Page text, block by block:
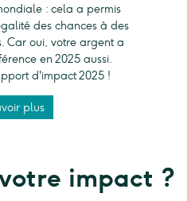
: cela a permis
des chances à des
Car oui, votre argent a
en 2025 aussi.
d'impact 2025 !
plus
impact ?